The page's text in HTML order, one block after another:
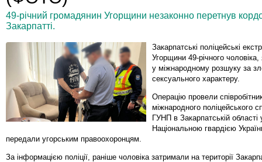
49-річний громадянин Угорщини незаконно перетнув
Закарпатті.
Закарпатські поліцейські
Угорщини 49-річного
у міжнародному розшуку за
сексуального характеру.
Операцію провели
міжнародного поліцейського
ГУНП в Закарпатській області
Національною гвардією
передали угорським правоохоронцям.
За інформацією поліції, раніше чоловіка затримали на території